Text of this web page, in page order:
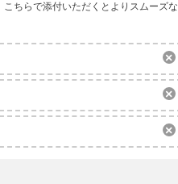
ちらで添付いただくとよりスムーズな
削
除
削
除
削
除